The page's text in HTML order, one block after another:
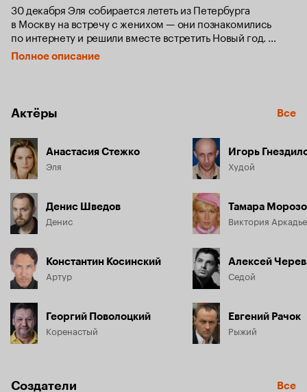
30 декабря Эля собирается лететь из Петербурга
в Москву на встречу с женихом — они познакомились
по интернету и решили вместе встретить Новый год.
Жених просит ее захватить с собой кейс с документами,
который ей передадут в аэропорту. Тем временем
в аэропорту.
Полное описание
Актёры Все
Анастасия Стежко
Эля
Денис Шведов
Денис
Константин Косинский
Артур
Георгий Поволоцкий
Коренастый
Игорь
Худой
Тамара
Виктория
Алексей
Седой
Евгений Рачок
Рыжий
Создатели Все